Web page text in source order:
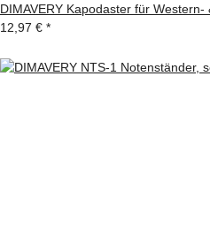
DIMAVERY Kapodaster für Western-
12,97 € *